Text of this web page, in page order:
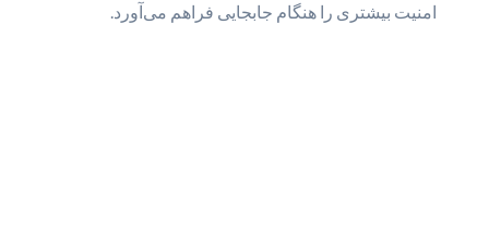
امنیت بیشتری را هنگام جابجایی فراهم می‌آورد.